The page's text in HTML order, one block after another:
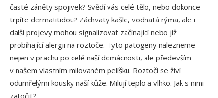
časté záněty spojivek? Svědí vás celé tělo, nebo dokonce
trpíte dermatitidou? Záchvaty kašle, vodnatá rýma, ale i
další projevy mohou signalizovat začínající nebo již
probíhající alergii na roztoče. Tyto patogeny nalezneme
nejen v prachu po celé naší domácnosti, ale především
v našem vlastním milovaném pelíšku. Roztoči se živí
odumřelými kousky naší kůže. Milují teplo a vlhko. Jak s nimi
zatočit?